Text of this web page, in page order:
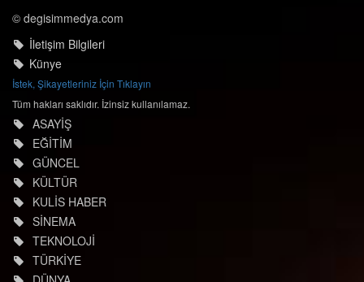
© degisimmedya.com
İletişim Bilgileri
Künye
İstek, Şikayetleriniz İçin Tıklayın
Tüm hakları saklıdır. İzinsiz kullanılamaz.
ASAYİŞ
EĞİTİM
GÜNCEL
KÜLTÜR
KULİS HABER
SİNEMA
TEKNOLOJİ
TÜRKİYE